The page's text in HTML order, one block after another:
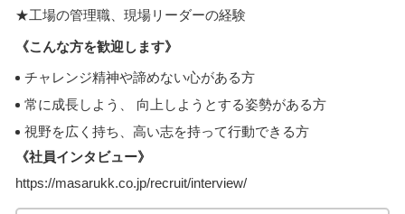
★工場の管理職、現場リーダーの経験
《こんな方を歓迎します》
チャレンジ精神や諦めない心がある方
常に成長しよう、 向上しようとする姿勢がある方
視野を広く持ち、高い志を持って行動できる方
《社員インタビュー》
https://masarukk.co.jp/recruit/interview/